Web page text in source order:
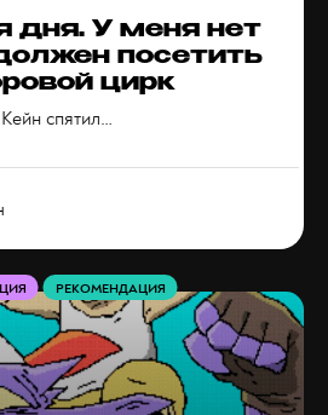
дня. У меня нет
посетить
цирк
Кейн спятил…
РЕКОМЕНДАЦИЯ